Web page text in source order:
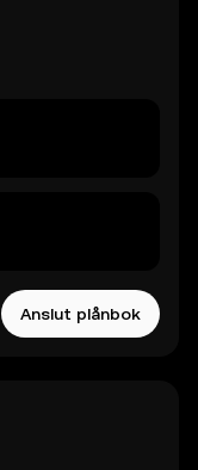
DeFi-
Anslut plånbok